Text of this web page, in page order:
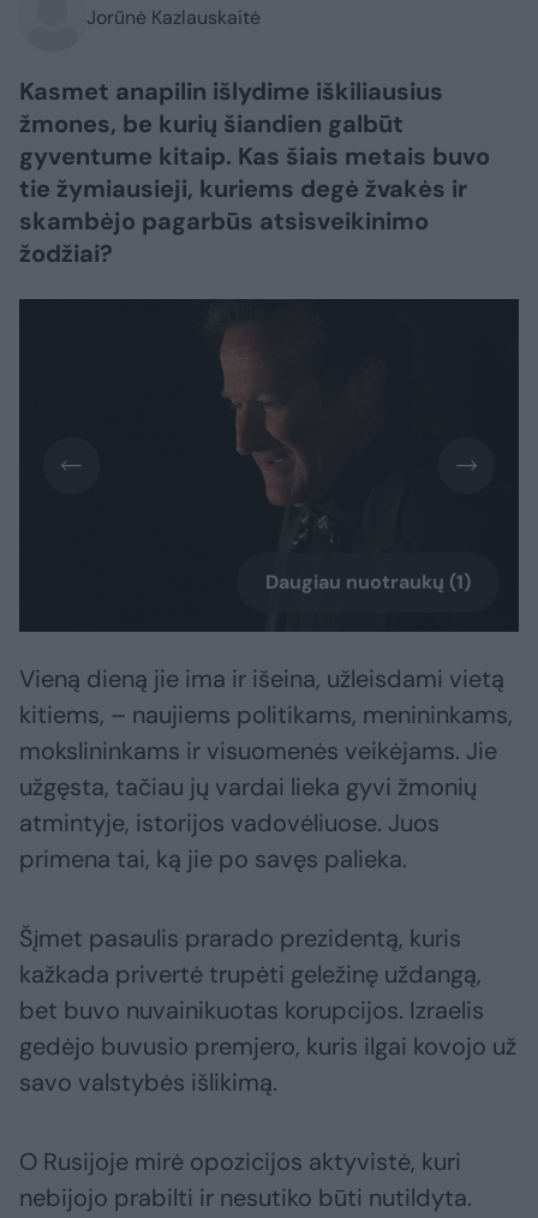
Jorūnė Kazlauskaitė
Kasmet anapilin išlydime iškiliausius
žmones, be kurių šiandien galbūt
gyventume kitaip. Kas šiais metais buvo
tie žymiausieji, kuriems degė žvakės ir
skambėjo pagarbūs atsisveikinimo
žodžiai?
Daugiau nuotraukų (1)
Vieną dieną jie ima ir išeina, užleisdami vietą
kitiems, – naujiems politikams, menininkams,
mokslininkams ir visuomenės veikėjams. Jie
užgęsta, tačiau jų vardai lieka gyvi žmonių
atmintyje, istorijos vadovėliuose. Juos
primena tai, ką jie po savęs palieka.
Šįmet pasaulis prarado prezidentą, kuris
kažkada privertė trupėti geležinę uždangą,
bet buvo nuvainikuotas korupcijos. Izraelis
gedėjo buvusio premjero, kuris ilgai kovojo už
savo valstybės išlikimą.
O Rusijoje mirė opozicijos aktyvistė, kuri
nebijojo prabilti ir nesutiko būti nutildyta.